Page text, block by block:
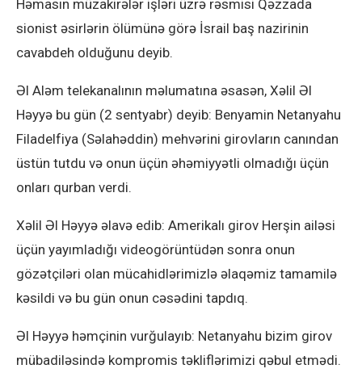
Həmasın müzakirələr işləri üzrə rəsmisi Qəzzada
sionist əsirlərin ölümünə görə İsrail baş nazirinin
cavabdeh olduğunu deyib.
Əl Aləm telekanalının məlumatına əsasən, Xəlil Əl
Həyyə bu gün (2 sentyabr) deyib: Benyamin Netanyahu
Filadelfiya (Səlahəddin) mehvərini girovların canından
üstün tutdu və onun üçün əhəmiyyətli olmadığı üçün
onları qurban verdi.
Xəlil Əl Həyyə əlavə edib: Amerikalı girov Herşin ailəsi
üçün yayımladığı videogörüntüdən sonra onun
gözətçiləri olan mücahidlərimizlə əlaqəmiz tamamilə
kəsildi və bu gün onun cəsədini tapdıq.
Əl Həyyə həmçinin vurğulayıb: Netanyahu bizim girov
mübadiləsində kompromis təkliflərimizi qəbul etmədi.